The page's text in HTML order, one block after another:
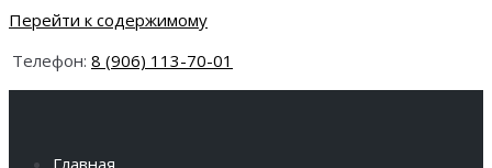
Перейти к содержимому
Телефон: 8 (906) 113-70-01
Главная